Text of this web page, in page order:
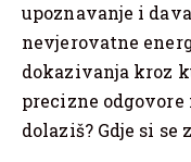
upoznavanje i
nevjerovatne
dokazivanja kroz
precizne odgovore
dolaziš? Gdje si se